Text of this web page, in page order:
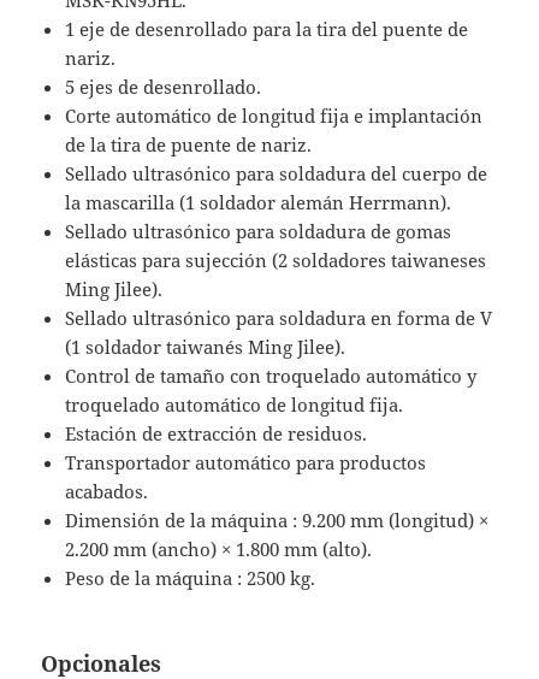
1 eje de desenrollado para la tira del puente de
nariz.
5 ejes de desenrollado.
Corte automático de longitud fija e implantación
de la tira de puente de nariz.
Sellado ultrasónico para soldadura del cuerpo de
la mascarilla (1 soldador alemán Herrmann).
Sellado ultrasónico para soldadura de gomas
elásticas para sujección (2 soldadores taiwaneses
Ming Jilee).
Sellado ultrasónico para soldadura en forma de V
(1 soldador taiwanés Ming Jilee).
Control de tamaño con troquelado automático y
troquelado automático de longitud fija.
Estación de extracción de residuos.
Transportador automático para productos
acabados.
Dimensión de la máquina : 9.200 mm (longitud) ×
2.200 mm (ancho) × 1.800 mm (alto).
Peso de la máquina : 2500 kg.
Opcionales